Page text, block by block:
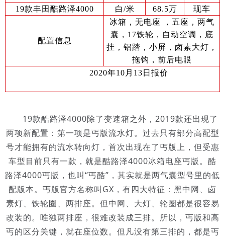
19款丰田酷路泽4000
白/米 68.5万 现车
配置信息
冰箱，无电座 ，五座，两气
囊，17铁轮，自动空调，底
挂，铝踏，小屏，卤素大灯，
拖钩，前后电眼
2020年10月13日报价
19款酷路泽4000除了变速箱之外，2019款还出现了
两项新配置：第一项是丐版流水灯。过去只有部分高配型
号才能拥有的流水转向灯，首次出现在了丐版上，但受惠
车型目前只有一款，就是酷路泽4000冰箱电座丐版。酷
路泽4000丐版，也叫“丐酷”，其实就是两气囊型号里的低
配版本。丐版官方名称叫GX，有四大特征：黑中网、卤
素灯、铁轮圈、两排座。但中网、大灯、轮圈都是很容易
改装的。唯独两排座，很难改装成三排。所以，丐版和高
丐的区分关键，就在座位数。但凡没有第三排的，都是丐